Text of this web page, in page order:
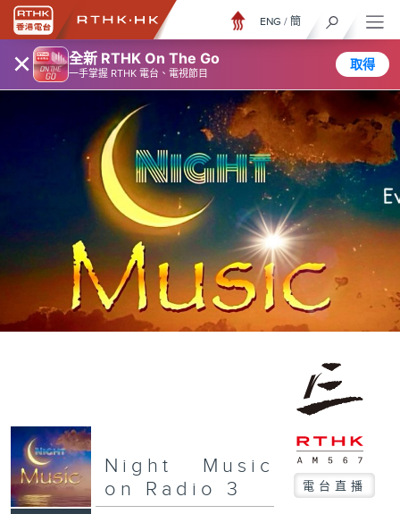
× 全新 RTHK On The Go
一手掌握 RTHK 電台、電視節目
取得
ENG / 簡
Night Music
on Radio 3
電台直播